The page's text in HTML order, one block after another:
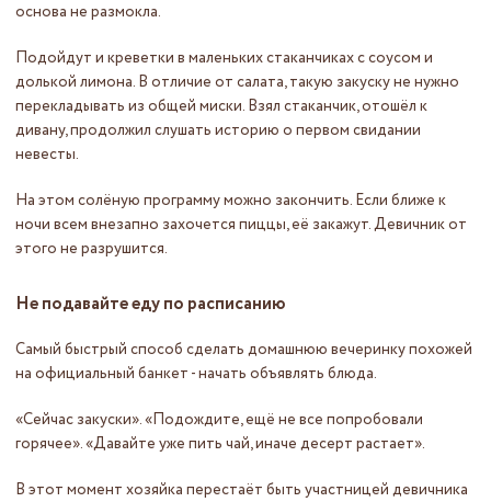
основа не размокла.
Подойдут и креветки в маленьких стаканчиках с соусом и
долькой лимона. В отличие от салата, такую закуску не нужно
перекладывать из общей миски. Взял стаканчик, отошёл к
дивану, продолжил слушать историю о первом свидании
невесты.
На этом солёную программу можно закончить. Если ближе к
ночи всем внезапно захочется пиццы, её закажут. Девичник от
этого не разрушится.
Не подавайте еду по расписанию
Самый быстрый способ сделать домашнюю вечеринку похожей
на официальный банкет - начать объявлять блюда.
«Сейчас закуски». «Подождите, ещё не все попробовали
горячее». «Давайте уже пить чай, иначе десерт растает».
В этот момент хозяйка перестаёт быть участницей девичника